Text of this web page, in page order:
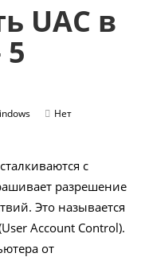
UAC в
Нет
с
разрешение
Это называется
Account Control).
от